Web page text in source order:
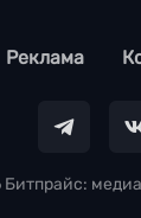
Реклама